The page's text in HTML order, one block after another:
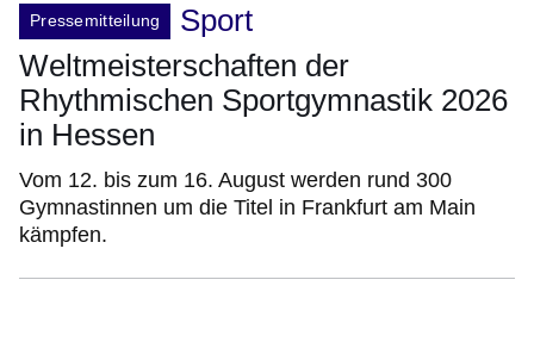
Pressemitteilung
Sport
Weltmeisterschaften der
Rhythmischen Sportgymnastik 2026
in Hessen
Vom 12. bis zum 16. August werden rund 300
Gymnastinnen um die Titel in Frankfurt am Main
kämpfen.